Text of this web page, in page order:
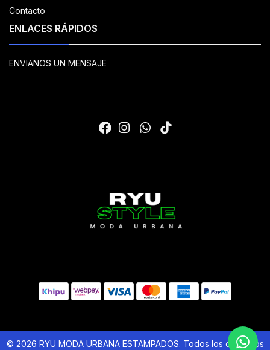
Contacto
ENLACES RÁPIDOS
ENVIANOS UN MENSAJE
© 2026 RYU MODA URBANA ESTAMPADOS. Todos los derechos